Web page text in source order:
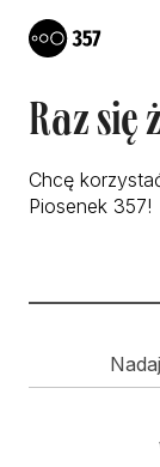
Raz się
Chcę
Piosenek 357!